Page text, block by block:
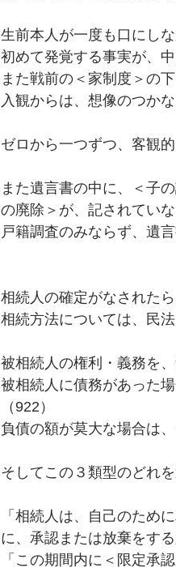
生前本人が一度も口にし
初めて発覚する事実が、中
また戦前の＜家制度＞の
入観からは、想像のつか
ゼロから一つずつ、客観
また遺言書の中に、＜子
の廃除＞が、記されてい
戸籍調査のみならず、遺
相続人の確定がなされた
相続方法については、民
被相続人の権利・義務を
被相続人に債務があった
（922）
負債の額が莫大な場合は
そしてこの３類型のどれ
「相続人は、自己のため
に、承認または放棄をする
「この期間内に＜限定承